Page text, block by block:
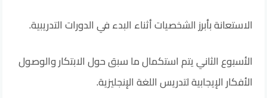
الاستعانة بأبرز الشخصيات أثناء البدء في الدورات التدريبية.
الأسبوع الثاني يتم استكمال ما سبق حول الابتكار والوصول
الأفكار الإيجابية لتدريس اللغة الإنجليزية.